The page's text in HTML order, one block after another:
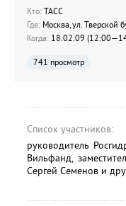
Кто: ТАСС
Где: Москва, ул. Тверской
Когда: 18.02.09
741 просмотр
Список участников:
руководитель
Вильфанд,
Сергей Семенов и